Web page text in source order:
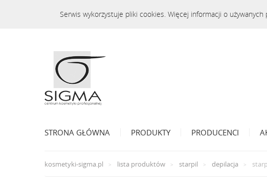
Serwis wykorzystuje pliki cookies. Więcej informacji o
STRONA GŁÓWNA PRODUKTY PRODUCENCI
kosmetyki-sigma.pl lista produktów starpil depilacja